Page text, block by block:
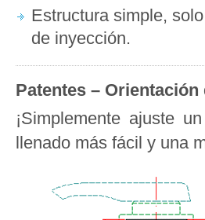
Estructura simple,
de inyección.
Patentes –
¡Simplemente ajuste
llenado más fácil y una